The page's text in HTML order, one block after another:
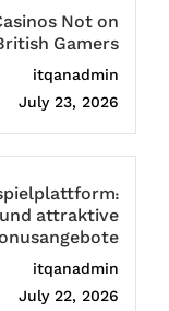
Not on
Gamers
itqanadmin
July 23, 2026
attraktive
itqanadmin
July 22, 2026